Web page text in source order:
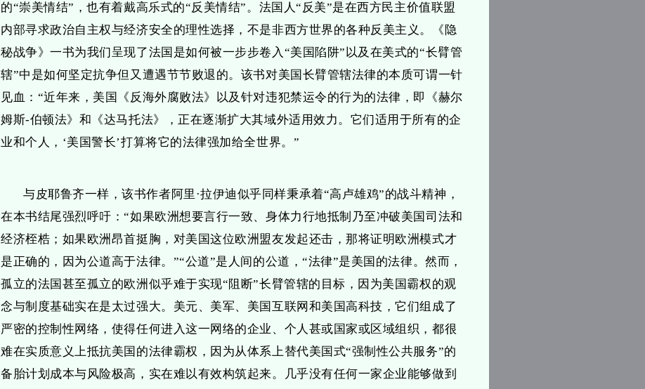
的“崇美情结”，也有着戴高乐式的“反美情结”。法国人“反美”是在西方民主价值联盟
内部寻求政治自主权与经济安全的理性选择，不是非西方世界的各种反美主义。《隐
秘战争》一书为我们呈现了法国是如何被一步步卷入“美国陷阱”以及在美式的“长臂管
辖”中是如何坚定抗争但又遭遇节节败退的。该书对美国长臂管辖法律的本质可谓一针
见血：“近年来，美国《反海外腐败法》以及针对违犯禁运令的行为的法律，即《赫尔
姆斯-伯顿法》和《达马托法》，正在逐渐扩大其域外适用效力。它们适用于所有的企
业和个人，‘美国警长’打算将它的法律强加给全世界。”
与皮耶鲁齐一样，该书作者阿里·拉伊迪似乎同样秉承着“高卢雄鸡”的战斗精神，
在本书结尾强烈呼吁：“如果欧洲想要言行一致、身体力行地抵制乃至冲破美国司法和
经济桎梏；如果欧洲昂首挺胸，对美国这位欧洲盟友发起还击，那将证明欧洲模式才
是正确的，因为公道高于法律。”“公道”是人间的公道，“法律”是美国的法律。然而，
孤立的法国甚至孤立的欧洲似乎难于实现“阻断”长臂管辖的目标，因为美国霸权的观
念与制度基础实在是太过强大。美元、美军、美国互联网和美国高科技，它们组成了
严密的控制性网络，使得任何进入这一网络的企业、个人甚或国家或区域组织，都很
难在实质意义上抵抗美国的法律霸权，因为从体系上替代美国式“强制性公共服务”的
备胎计划成本与风险极高，实在难以有效构筑起来。几乎没有任何一家企业能够做到